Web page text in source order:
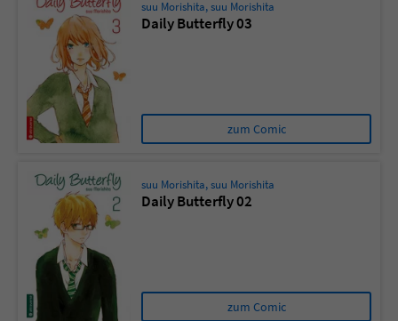
suu Morishita,suu Morishita
Daily Butterfly 03
zum Comic
suu Morishita,suu Morishita
Daily Butterfly 02
zum Comic